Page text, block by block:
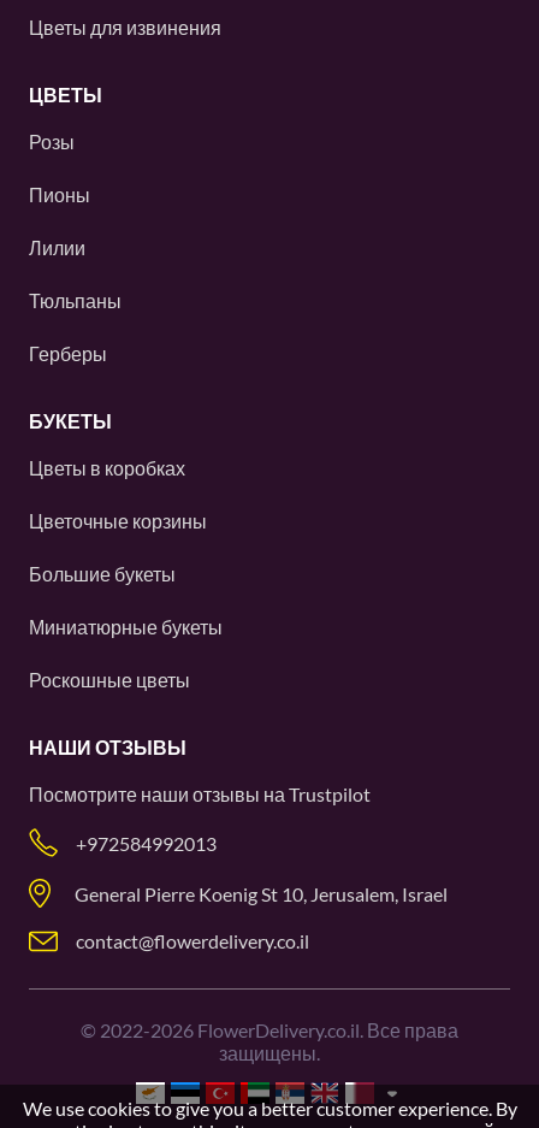
Цветы для извинения
ЦВЕТЫ
Розы
Пионы
Лилии
Тюльпаны
Герберы
БУКЕТЫ
Цветы в коробках
Цветочные корзины
Большие букеты
Миниатюрные букеты
Роскошные цветы
НАШИ ОТЗЫВЫ
Посмотрите наши отзывы на Trustpilot
+972584992013
General Pierre Koenig St 10, Jerusalem, Israel
contact@flowerdelivery.co.il
© 2022-2026 FlowerDelivery.co.il. Все права
защищены.
We use cookies to give you a better customer experience. By